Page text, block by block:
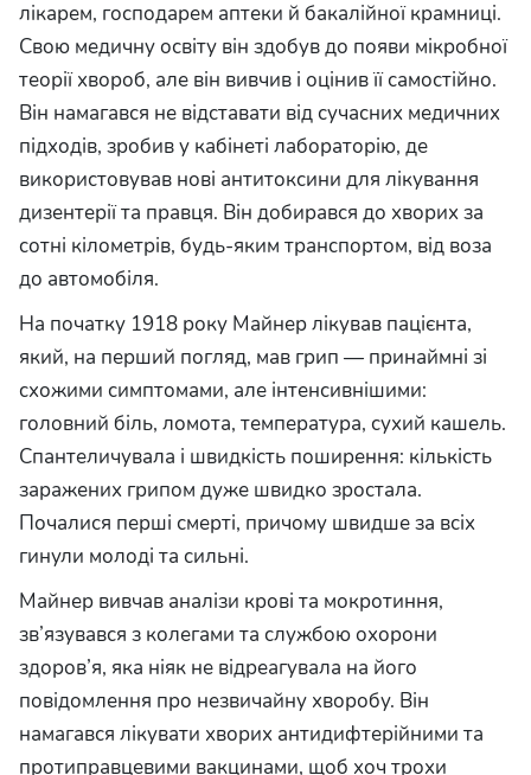
лікарем, господарем аптеки й бакалійної крамниці.
Свою медичну освіту він здобув до появи мікробної
теорії хвороб, але він вивчив і оцінив її самостійно.
Він намагався не відставати від сучасних медичних
підходів, зробив у кабінеті лабораторію, де
використовував нові антитоксини для лікування
дизентерії та правця. Він добирався до хворих за
сотні кілометрів, будь-яким транспортом, від воза
до автомобіля.
На початку 1918 року Майнер лікував пацієнта,
який, на перший погляд, мав грип — принаймні зі
схожими симптомами, але інтенсивнішими:
головний біль, ломота, температура, сухий кашель.
Спантеличувала і швидкість поширення: кількість
заражених грипом дуже швидко зростала.
Почалися перші смерті, причому швидше за всіх
гинули молоді та сильні.
Майнер вивчав аналізи крові та мокротиння,
зв’язувався з колегами та службою охорони
здоров’я, яка ніяк не відреагувала на його
повідомлення про незвичайну хворобу. Він
намагався лікувати хворих антидифтерійними та
протиправцевими вакцинами, щоб хоч трохи